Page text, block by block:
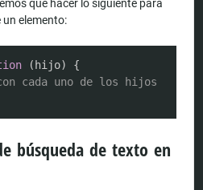
que hacer lo siguiente para
un elemento:
( hijo)
{
cada uno de los hijos
búsqueda de texto en